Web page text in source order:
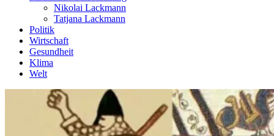
Nikolai Lackmann
Tatjana Lackmann
Politik
Wirtschaft
Gesundheit
Klima
Welt